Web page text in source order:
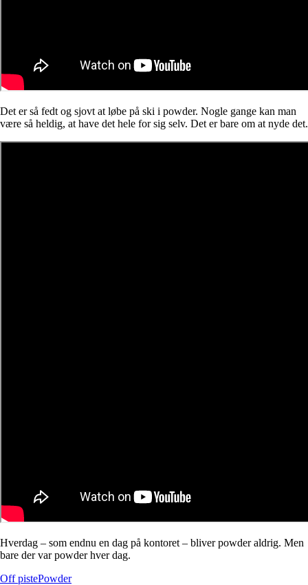
Det er så fedt og sjovt at løbe på ski i powder. Nogle gange kan man
være så heldig, at have det hele for sig selv. Det er bare om at nyde det.
Hverdag – som endnu en dag på kontoret – bliver powder aldrig. Men
bare der var powder hver dag.
Off pistePowder